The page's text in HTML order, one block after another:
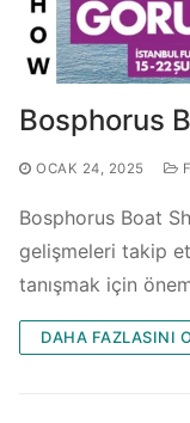
Bosphorus
OCAK 24, 2025
Bosphorus Boat
gelişmeleri takip
tanışmak için
DAHA FAZLASINI